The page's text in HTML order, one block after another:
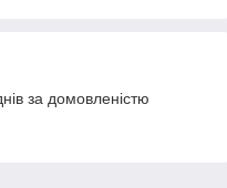
за домовленістю